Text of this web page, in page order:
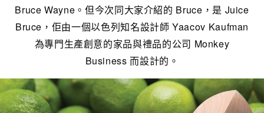
Bruce Wayne。但今次同大家介紹的 Bruce，是 Juice
Bruce，佢由一個以色列知名設計師 Yaacov Kaufman
為專門生產創意的家品與禮品的公司 Monkey
Business 而設計的。